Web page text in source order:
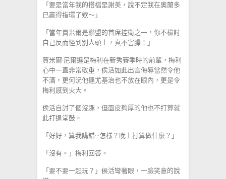
「要是當年我的搭檔是謝美，說不定我在奧蘭多
已贏得指環了欸～」
「當年賈米爾是聯盟的首席控衛之一，你不檢討
自己反而怪到別人頭上，真不害臊！」
賈米爾·尼爾遜是梅利在新秀賽季時的前輩，梅利
心中一直非常敬重，侯活如此出言侮辱當然令他
不滿，更何況他連尤基治也不放在眼內，更是令
梅利感到火大。
侯活自討了個沒趣，但面皮夠厚的他也不打算就
此打退堂鼓。
「好好，算我講錯···怎樣？晚上打算做什麼？」
「沒有。」梅利回答。
「要不要一起玩？」侯活彎著眼，一臉笑意的說